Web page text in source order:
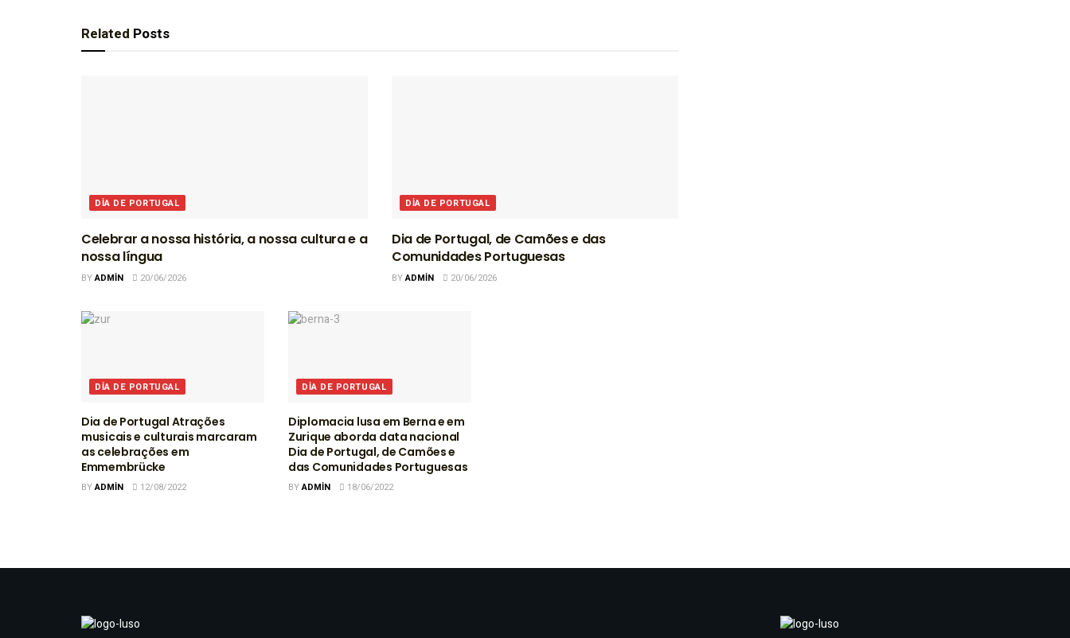
Related Posts
DIA DE PORTUGAL
Celebrar a nossa história, a nossa cultura e a
nossa língua
BYADMIN 20/06/2026
DIA DE PORTUGAL
Dia de Portugal, de Camões e das
Comunidades Portuguesas
BYADMIN 20/06/2026
DIA DE PORTUGAL
Dia de Portugal Atrações
musicais e culturais marcaram
as celebrações em
Emmembrücke
BYADMIN 12/08/2022
DIA DE PORTUGAL
Diplomacia lusa em Berna e em
Zurique aborda data nacional
Dia de Portugal, de Camões e
das Comunidades Portuguesas
BYADMIN 18/06/2022